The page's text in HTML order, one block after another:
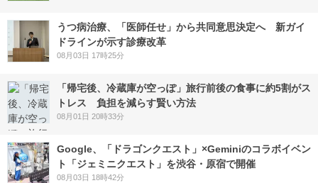
うつ病治療、「医師任せ」から共同意思決定へ 新ガイ
ドラインが示す診療改革
08月03日 17時25分
「帰宅後、冷蔵庫が空っぽ」旅行前後の食事に約5割がス
トレス 負担を減らす賢い方法
08月01日 20時33分
Google、「ドラゴンクエスト」×Geminiのコラボイベン
ト「ジェミニクエスト」を渋谷・原宿で開催
08月03日 18時42分